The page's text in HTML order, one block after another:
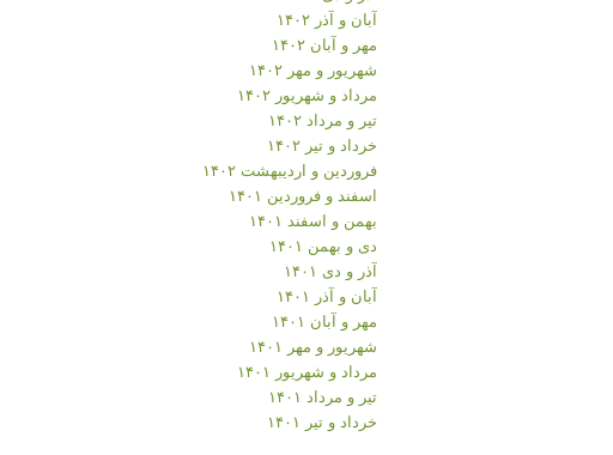
آبان و آذر ۱۴۰۲
مهر و آبان ۱۴۰۲
شهریور و مهر ۱۴۰۲
مرداد و شهریور ۱۴۰۲
تیر و مرداد ۱۴۰۲
خرداد و تیر ۱۴۰۲
فروردین و اردیبهشت ۱۴۰۲
اسفند و فروردین ۱۴۰۱
بهمن و اسفند ۱۴۰۱
دی و بهمن ۱۴۰۱
آذر و دی ۱۴۰۱
آبان و آذر ۱۴۰۱
مهر و آبان ۱۴۰۱
شهریور و مهر ۱۴۰۱
مرداد و شهریور ۱۴۰۱
تیر و مرداد ۱۴۰۱
خرداد و تیر ۱۴۰۱